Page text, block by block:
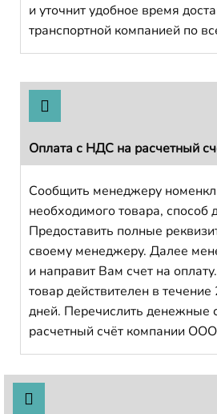
и уточнит удобное время
транспортной компанией по
Оплата с НДС на расчетный
Сообщить менеджеру
необходимого товара, способ
Предоставить полные
своему менеджеру. Далее
и направит Вам счет на
товар действителен в
дней. Перечислить денежные
расчетный счёт компании